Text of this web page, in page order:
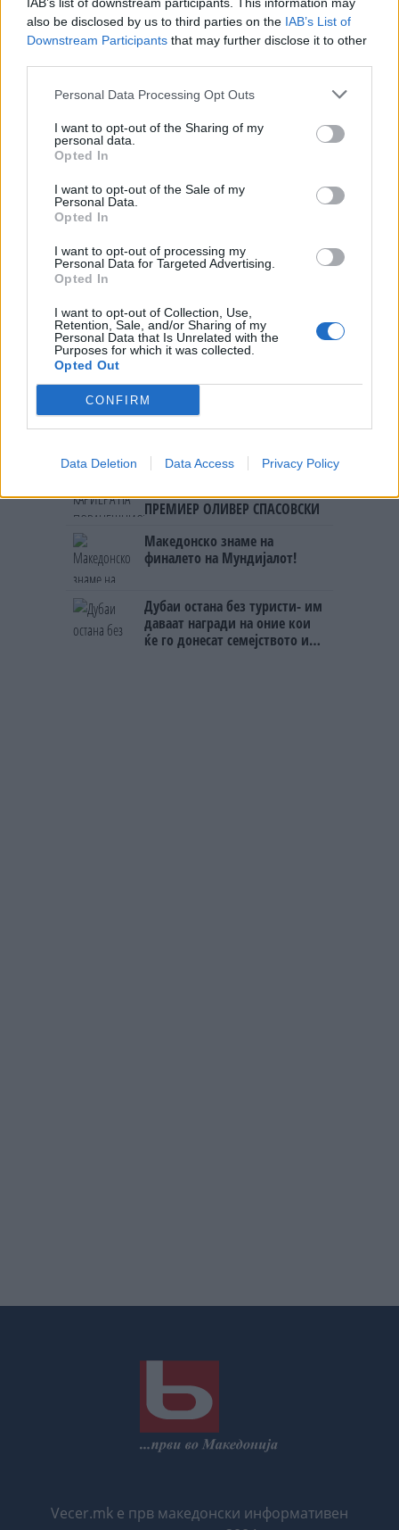
also be disclosed by us to third parties on the IAB’s List of
Downstream Participants that may further disclose it to other
Personal Data Processing Opt Outs
I want to opt-out of the Sharing of my
personal data.
Opted In
I want to opt-out of the Sale of my
Personal Data.
Opted In
I want to opt-out of processing my
Personal Data for Targeted Advertising.
Opted In
I want to opt-out of Collection, Use,
Retention, Sale, and/or Sharing of my
Personal Data that Is Unrelated with the
Purposes for which it was collected.
Opted Out
CONFIRM
Data Deletion Data Access Privacy Policy
МАКЕДОНИЈА ИМА СВЕТСКА
ПИСТА: Огромниот Боинг 777
на индиската претседателка
на Меѓународниот Аеродром
својата иднина
крајниот рок е петок!“
ГРЦИЈА, кога децата бараат
домашно месо
Израел гради ѕид долг повеќе
Газа на два дела
ЗА БЕРТА ОД АВСТРИЈА
НАЈСКАПАТА, ЗА МАРИЈА ОД
СКОКНА МИНИМАЛНИОТ
ИЗНОС ЗА К-15: Еве колку
годинава
СЛАВНАТА КАРИЕРА НА
ПОРАНЕШНИОТ ТЕХНИЧКИ
ПРЕМИЕР ОЛИВЕР СПАСОВСКИ
Македонско знаме на
финалето на Мундијалот!
Дубаи остана без туристи- им
даваат награди на оние кои
ќе го донесат семејството или
Vecer.mk е прв македонски информативен